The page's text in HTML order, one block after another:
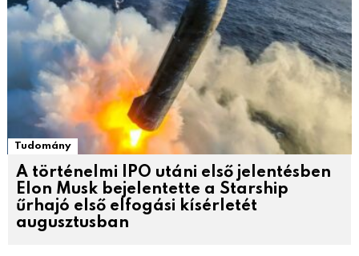
Tudomány
A történelmi IPO utáni első jelentésben
Elon Musk bejelentette a Starship
űrhajó első elfogási kísérletét
augusztusban